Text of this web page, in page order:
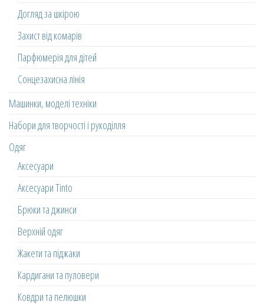
Догляд за шкірою
Захист від комарів
Парфюмерія для дітей
Сонцезахисна лінія
Машинки, моделі техніки
Набори для творчості і рукоділля
Одяг
Аксесуари
Аксесуари Tinto
Брюки та джинси
Верхній одяг
Жакети та піджаки
Кардигани та пуловери
Ковдри та пелюшки